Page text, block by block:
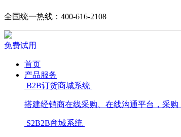
全国统一热线：400-616-2108
免费试用
首页
产品服务
B2B订货商城系统
搭建经销商在线采购、在线沟通平台，采
S2B2B商城系统